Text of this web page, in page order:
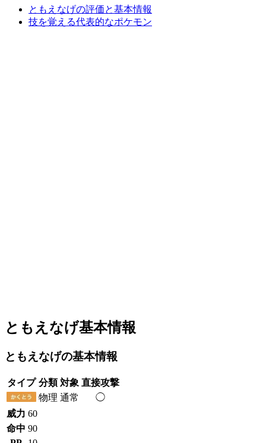
ともえなげの評価と基本情報
技を覚える代表的なポケモン
ともえなげ基本情報
ともえなげの基本情報
タイプ 分類 対象 直接攻撃
物理 通常
◯
威力 60
命中 90